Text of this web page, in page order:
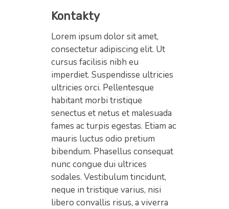
Kontakty
Lorem ipsum dolor sit amet,
consectetur adipiscing elit. Ut
cursus facilisis nibh eu
imperdiet. Suspendisse ultricies
ultricies orci. Pellentesque
habitant morbi tristique
senectus et netus et malesuada
fames ac turpis egestas. Etiam ac
mauris luctus odio pretium
bibendum. Phasellus consequat
nunc congue dui ultrices
sodales. Vestibulum tincidunt,
neque in tristique varius, nisi
libero convallis risus, a viverra